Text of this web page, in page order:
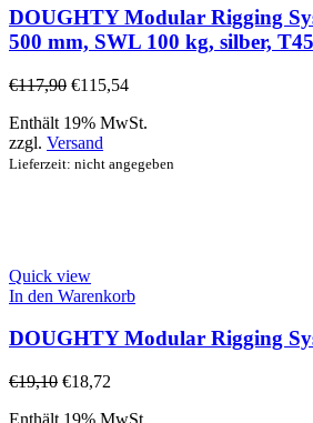
DOUGHTY Modular Rigging
500 mm, SWL 100 kg, silber,
€117,90 €115,54
Enthält 19% MwSt.
zzgl. Versand
Lieferzeit: nicht angegeben
Quick view
In den Warenkorb
DOUGHTY Modular Rigging
€19,10 €18,72